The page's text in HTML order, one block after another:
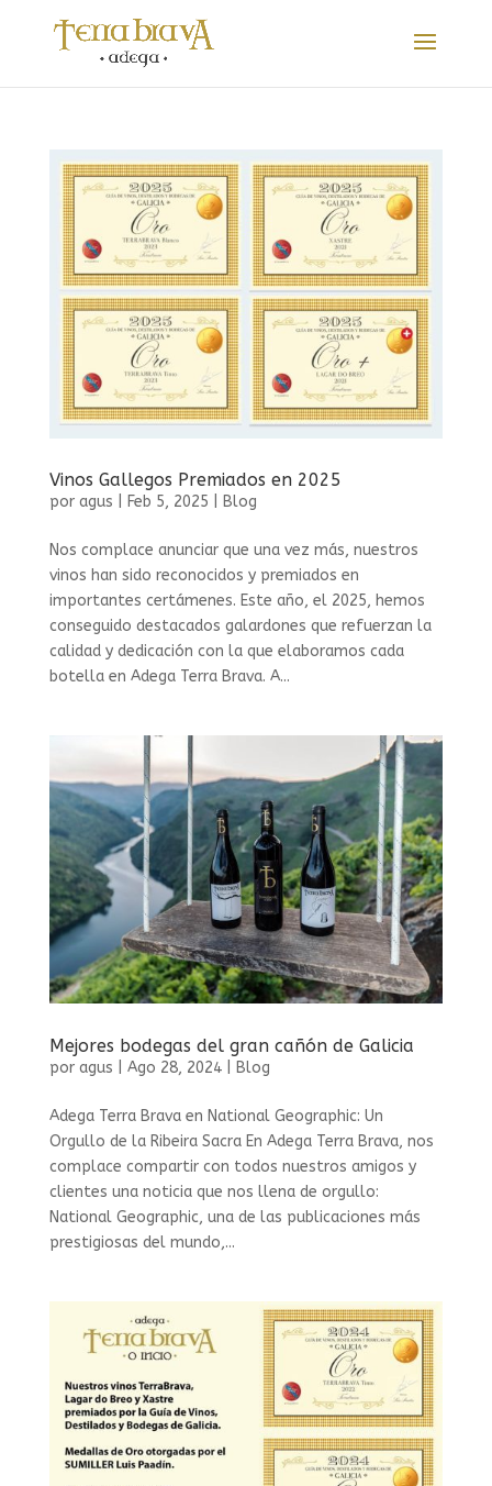
Vinos Gallegos Premiados en 2025
por agus Feb 5, 2025 Blog
Nos complace anunciar que una vez más, nuestros
vinos han sido reconocidos y premiados en
importantes certámenes. Este año, el 2025, hemos
conseguido destacados galardones que refuerzan la
calidad y dedicación con la que elaboramos cada
botella en Adega Terra Brava. A...
Mejores bodegas del gran cañón de Galicia
por agus Ago 28, 2024| Blog
Adega Terra Brava en National Geographic: Un
Orgullo de la Ribeira Sacra En Adega Terra Brava, nos
complace compartir con todos nuestros amigos y
clientes una noticia que nos llena de orgullo:
National Geographic, una de las publicaciones más
prestigiosas del mundo,...